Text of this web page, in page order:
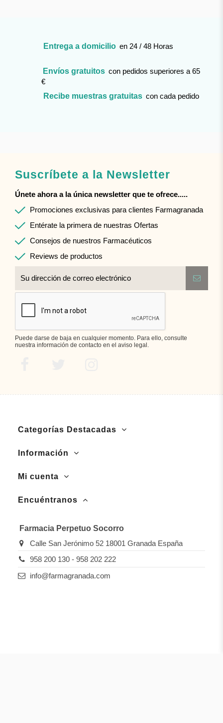
Entrega a domicilio en 24 / 48 Horas
Envíos gratuitos con pedidos superiores a 65
€
Recibe muestras gratuitas con cada pedido
Suscríbete a la Newsletter
Únete ahora a la única newsletter que te ofrece.....
Promociones exclusivas para clientes Farmagranada
Entérate la primera de nuestras Ofertas
Consejos de nuestros Farmacéuticos
Reviews de productos
Puede darse de baja en cualquier momento. Para ello, consulte
nuestra información de contacto en el aviso legal.
Categorías Destacadas
Información
Mi cuenta
Encuéntranos
Farmacia Perpetuo Socorro
Calle San Jerónimo 52 18001 Granada España
958 200 130 - 958 202 222
info@farmagranada.com